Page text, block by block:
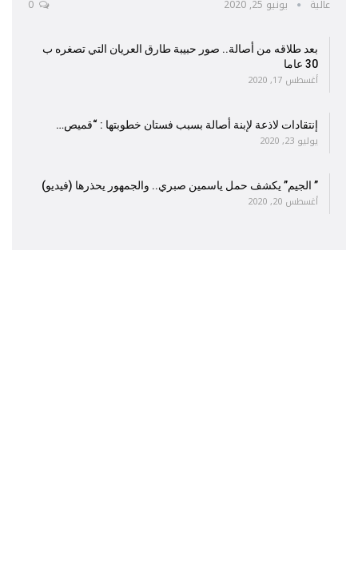
عالية يونيو 25, 2020
بعد طلاقه من أصالة.. صور حبيبة طارق العريان التي تصغره ب
30 عاما
أغسطس 17, 2020
إنتقادات لاذعة لإبنة أصالة بسبب فستان خطوبتها : “قميص…
يوليو 23, 2020
” الجيم” يكشف حمل ياسمين صبري.. والجمهور يحذرها (فيديو)
أغسطس 20, 2020